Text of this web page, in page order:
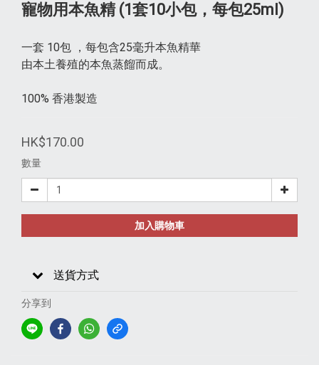
寵物用本魚精 (1套10小包，每包25ml)
一套 10包 ，每包含25毫升本魚精華
由本土養殖的本魚蒸餾而成。
100% 香港製造
HK$170.00
數量
加入購物車
送貨方式
分享到